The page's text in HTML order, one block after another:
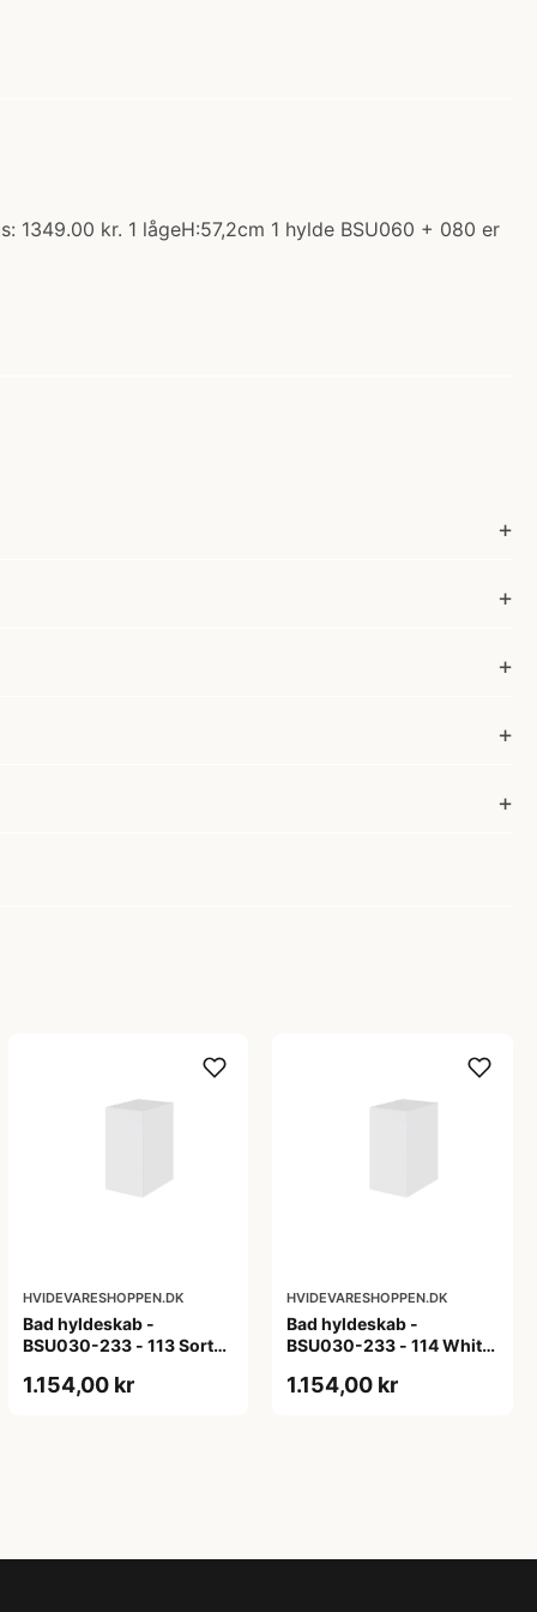
kr. 1 lågeH:57,2cm 1 hylde BSU060 + 080 er
HVIDEVARESHOPPEN.DK
Bad hyldeskab -
BSU030-233 - 113 Sort
1.154,00 kr
HVIDEVARESHOPPEN.DK
Bad hyldeskab -
BSU030-233 - 114 White
ABS-kant
1.154,00 kr